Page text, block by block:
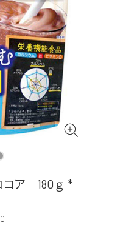
ア 180ｇ *